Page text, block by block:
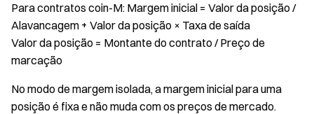
Para contratos coin-M: Margem inicial = Valor da posição /
Alavancagem + Valor da posição × Taxa de saída
Valor da posição = Montante do contrato / Preço de
marcação
No modo de margem isolada, a margem inicial para uma
posição é fixa e não muda com os preços de mercado.